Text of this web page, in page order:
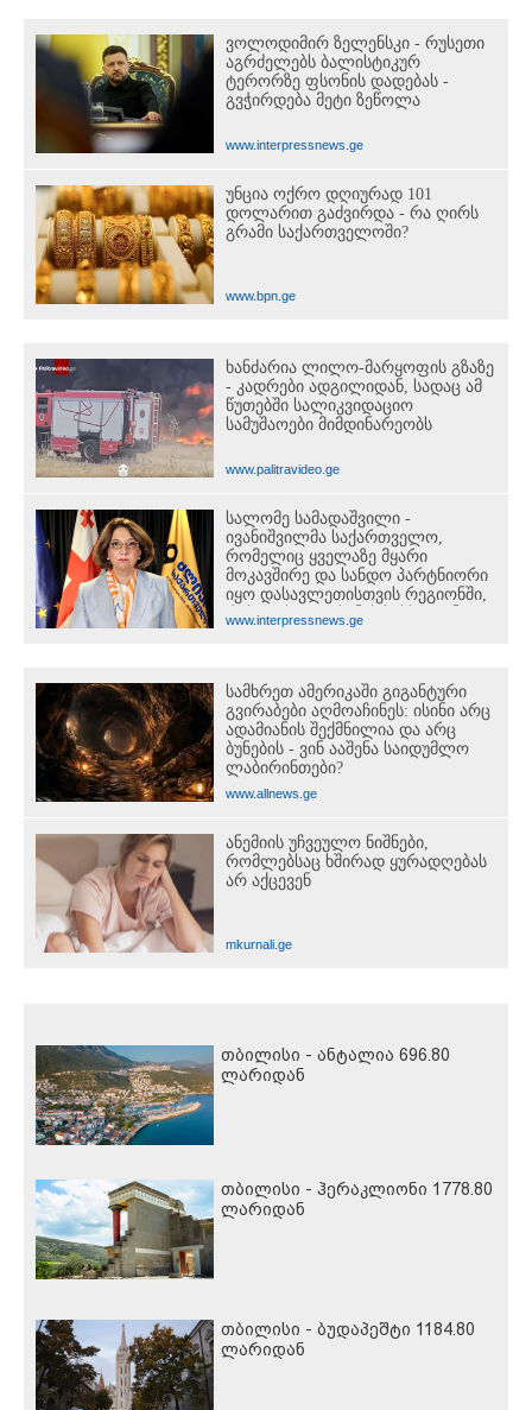
ვოლოდიმირ ზელენსკი - რუსეთი
აგრძელებს ბალისტიკურ
ტერორზე ფსონის დადებას -
გვჭირდება მეტი ზეწოლა
www.interpressnews.ge
უნცია ოქრო დღიურად 101
დოლარით გაძვირდა - რა ღირს
გრამი საქართველოში?
www.bpn.ge
ხანძარია ლილო-მარყოფის გზაზე
- კადრები ადგილიდან, სადაც ამ
წუთებში სალიკვიდაციო
სამუშაოები მიმდინარეობს
www.palitravideo.ge
სალომე სამადაშვილი -
ივანიშვილმა საქართველო,
რომელიც ყველაზე მყარი
მოკავშირე და სანდო პარტნიორი
იყო დასავლეთისთვის რეგიონში,
რუსეთის და ირანის სისხლიანი
რეჟიმების ფულის სამრეცხაოდ
www.interpressnews.ge
სამხრეთ ამერიკაში გიგანტური
გვირაბები აღმოაჩინეს: ისინი არც
ადამიანის შექმნილია და არც
ბუნების - ვინ ააშენა საიდუმლო
ლაბირინთები?
www.allnews.ge
ანემიის უჩვეულო ნიშნები,
რომლებსაც ხშირად ყურადღებას
არ აქცევენ
mkurnali.ge
თბილისი - ანტალია 696.80
ლარიდან
თბილისი - ჰერაკლიონი 1778.80
ლარიდან
თბილისი - ბუდაპეშტი 1184.80
ლარიდან